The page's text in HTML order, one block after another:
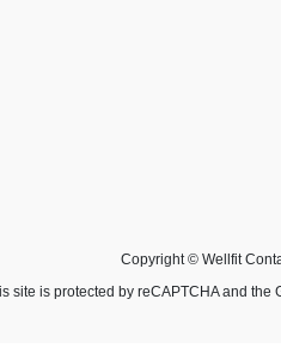
Copyright © Wellfit
site is protected by reCAPTCHA and the